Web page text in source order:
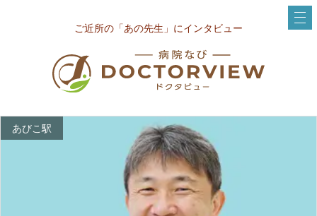
ご近所の「あの先生」にインタビュー
あびこ駅